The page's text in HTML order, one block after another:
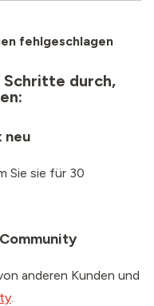
fehlgeschlagen
durch,
neu
Sie sie für 30
anderen Kunden und
.